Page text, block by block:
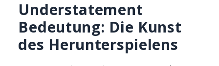
Understatement
Bedeutung: Die Kunst
des Herunterspielens